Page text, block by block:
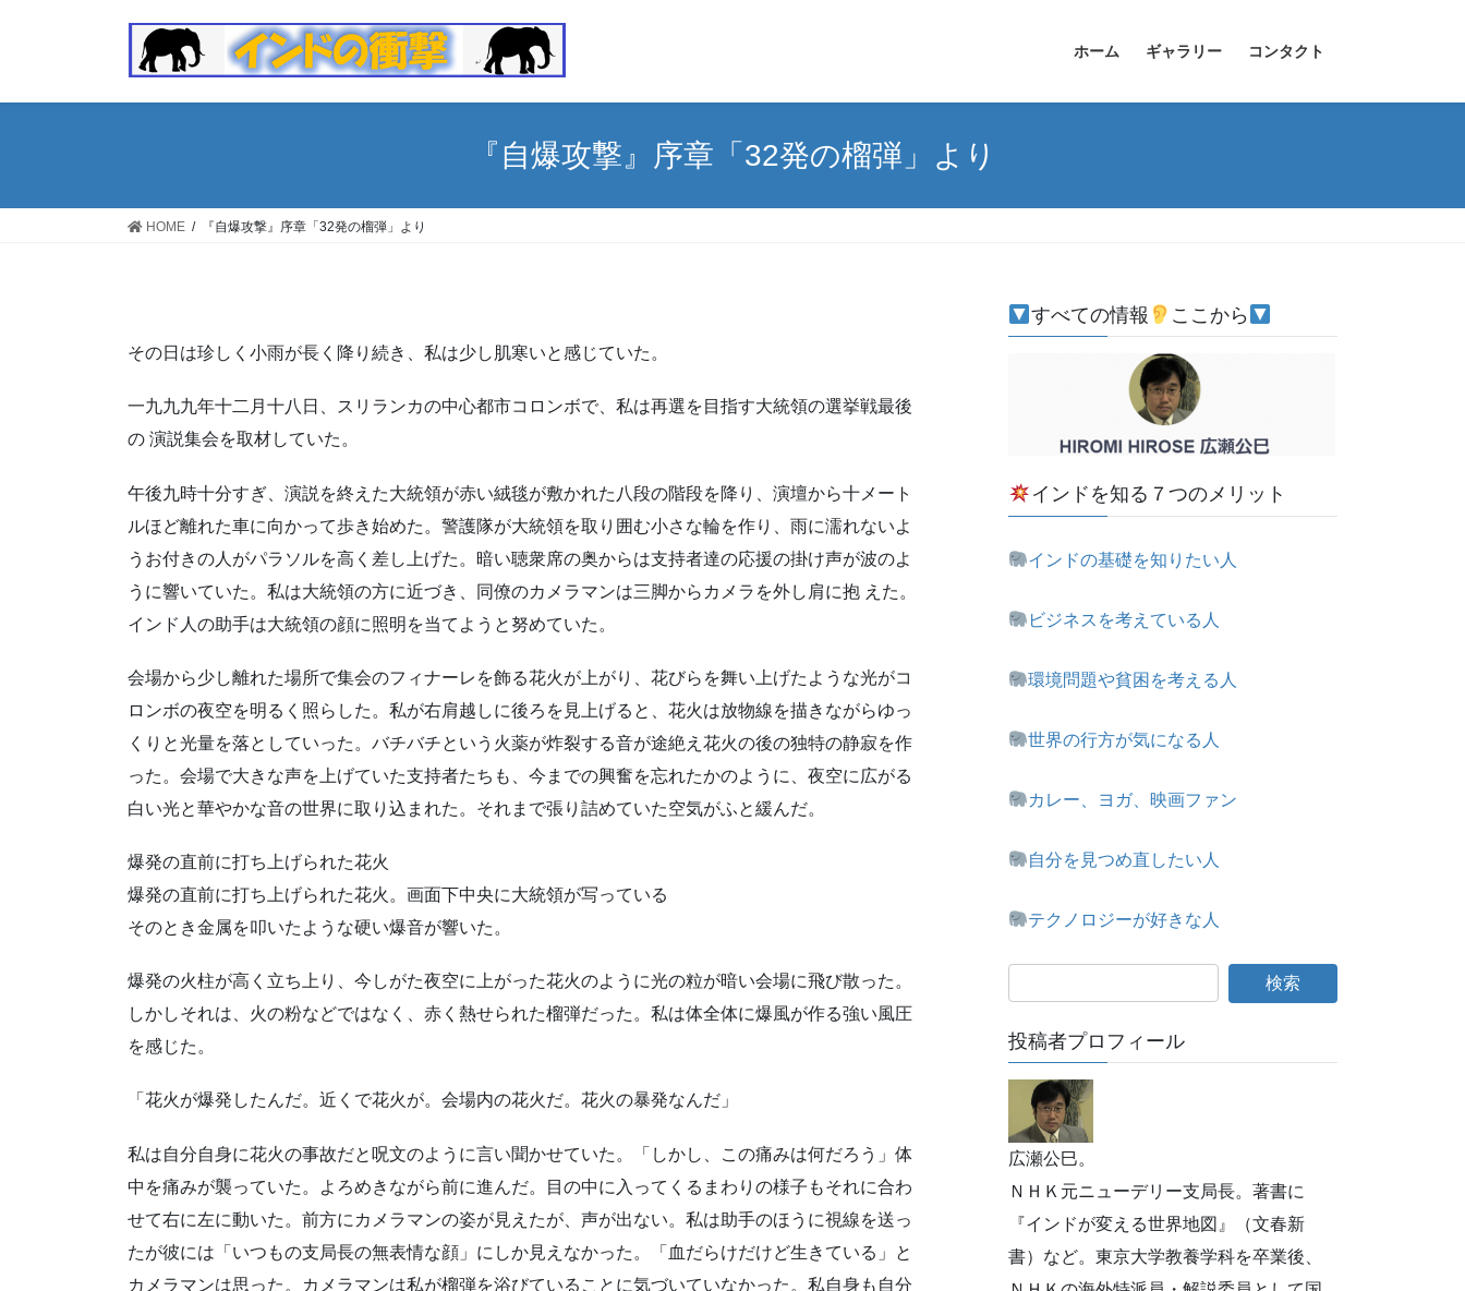
ホーム ギャラリー コンタクト
『自爆攻撃』序章「32発の榴弾」より
HOME 『自爆攻撃』序章「32発の榴弾」より
その日は珍しく小雨が長く降り続き、私は少し肌寒いと感じていた。
一九九九年十二月十八日、スリランカの中心都市コロンボで、私は再選を目指す大統領の選挙戦最後
の 演説集会を取材していた。
午後九時十分すぎ、演説を終えた大統領が赤い絨毯が敷かれた八段の階段を降り、演壇から十メート
ルほど離れた車に向かって歩き始めた。警護隊が大統領を取り囲む小さな輪を作り、雨に濡れないよ
うお付きの人がパラソルを高く差し上げた。暗い聴衆席の奥からは支持者達の応援の掛け声が波のよ
うに響いていた。私は大統領の方に近づき、同僚のカメラマンは三脚からカメラを外し肩に抱 えた。
インド人の助手は大統領の顔に照明を当てようと努めていた。
会場から少し離れた場所で集会のフィナーレを飾る花火が上がり、花びらを舞い上げたような光がコ
ロンボの夜空を明るく照らした。私が右肩越しに後ろを見上げると、花火は放物線を描きながらゆっ
くりと光量を落としていった。バチバチという火薬が炸裂する音が途絶え花火の後の独特の静寂を作
った。会場で大きな声を上げていた支持者たちも、今までの興奮を忘れたかのように、夜空に広がる
白い光と華やかな音の世界に取り込まれた。それまで張り詰めていた空気がふと緩んだ。
爆発の直前に打ち上げられた花火
爆発の直前に打ち上げられた花火。画面下中央に大統領が写っている
そのとき金属を叩いたような硬い爆音が響いた。
爆発の火柱が高く立ち上り、今しがた夜空に上がった花火のように光の粒が暗い会場に飛び散った。
しかしそれは、火の粉などではなく、赤く熱せられた榴弾だった。私は体全体に爆風が作る強い風圧
を感じた。
「花火が爆発したんだ。近くで花火が。会場内の花火だ。花火の暴発なんだ」
私は自分自身に花火の事故だと呪文のように言い聞かせていた。「しかし、この痛みは何だろう」体
中を痛みが襲っていた。よろめきながら前に進んだ。目の中に入ってくるまわりの様子もそれに合わ
せて右に左に動いた。前方にカメラマンの姿が見えたが、声が出ない。私は助手のほうに視線を送っ
たが彼には「いつもの支局長の無表情な顔」にしか見えなかった。「血だらけだけど生きている」と
カメラマンは思った。カメラマンは私が榴弾を浴びていることに気づいていなかった。私自身も自分
すべての情報 ここから
インドを知る７つのメリット
インドの基礎を知りたい人
ビジネスを考えている人
環境問題や貧困を考える人
世界の行方が気になる人
カレー、ヨガ、映画ファン
自分を見つめ直したい人
テクノロジーが好きな人
投稿者プロフィール
広瀬公巳。
ＮＨＫ元ニューデリー支局長。著書に
『インドが変える世界地図』（文春新
書）など。東京大学教養学科を卒業後、